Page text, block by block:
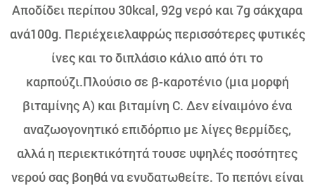
Αποδίδει περίπου 30kcal, 92g νερό και 7g σάκχαρα
ανά100g. Περιέχειελαφρώς περισσότερες φυτικές
ίνες και το διπλάσιο κάλιο από ότι το
καρπούζι.Πλούσιο σε β-καροτένιο (μια μορφή
βιταμίνης Α) και βιταμίνη C. Δεν είναιμόνο ένα
αναζωογονητικό επιδόρπιο με λίγες θερμίδες,
αλλά η περιεκτικότητά τουσε υψηλές ποσότητες
νερού σας βοηθά να ενυδατωθείτε. Το πεπόνι είναι